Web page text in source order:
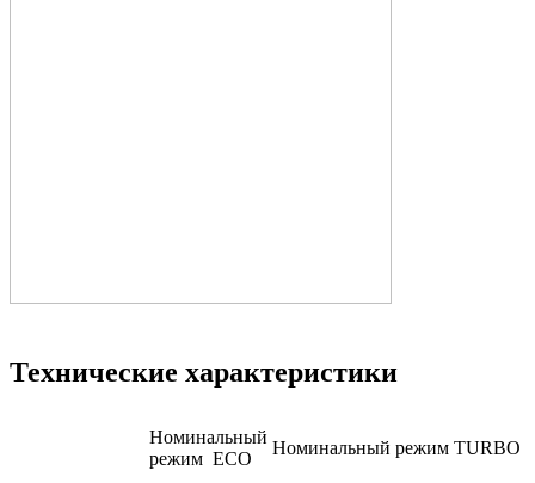
Технические характеристики
Номинальный
режим ECO
Номинальный режим TURBO